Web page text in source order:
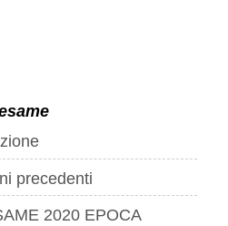
precedenti
2020 EPOCA